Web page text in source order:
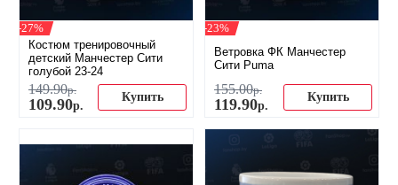
-27%
Костюм тренировочный
детский Манчестер Сити
голубой 23-24
149.90р.
109.90р.
Купить
-23%
Ветровка ФК Манчестер
Сити Puma
155.00р.
119.90р.
Купить